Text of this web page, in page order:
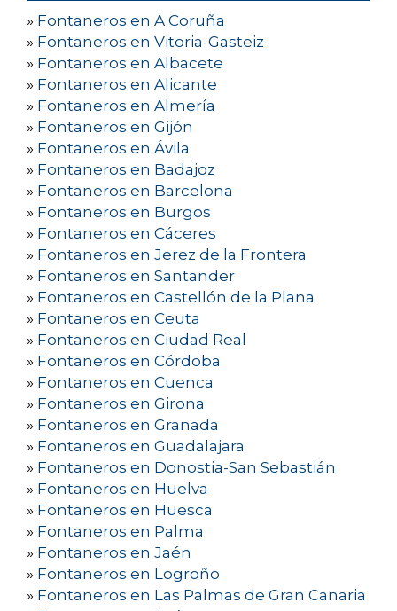
» Fontaneros en A Coruña
» Fontaneros en Vitoria-Gasteiz
» Fontaneros en Albacete
» Fontaneros en Alicante
» Fontaneros en Almería
» Fontaneros en Gijón
» Fontaneros en Ávila
» Fontaneros en Badajoz
» Fontaneros en Barcelona
» Fontaneros en Burgos
» Fontaneros en Cáceres
» Fontaneros en Jerez de la Frontera
» Fontaneros en Santander
» Fontaneros en Castellón de la Plana
» Fontaneros en Ceuta
» Fontaneros en Ciudad Real
» Fontaneros en Córdoba
» Fontaneros en Cuenca
» Fontaneros en Girona
» Fontaneros en Granada
» Fontaneros en Guadalajara
» Fontaneros en Donostia-San Sebastián
» Fontaneros en Huelva
» Fontaneros en Huesca
» Fontaneros en Palma
» Fontaneros en Jaén
» Fontaneros en Logroño
» Fontaneros en Las Palmas de Gran Canaria